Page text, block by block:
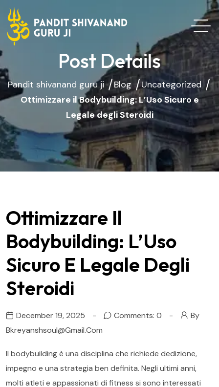
Post Details
Pandit shivanand guru ji Blog
Uncategorized
Ottimizzare il Bodybuilding: L’Uso Sicuro e
Legale degli Steroidi
Ottimizzare Il
Bodybuilding: L’Uso
Sicuro E Legale Degli
Steroidi
December 19, 2025 Comments: 0
By
Bkreyanshsoul@gmail.com
Il bodybuilding è una disciplina che richiede dedizione,
impegno e una strategia ben definita. Negli ultimi anni,
molti atleti e appassionati di fitness si sono interessati